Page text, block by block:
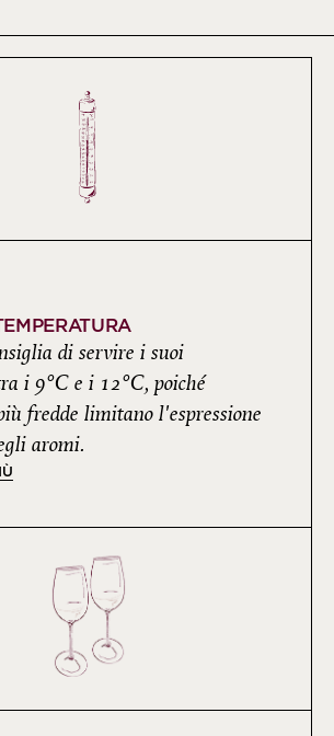
di servire i suoi
i 9°C e i 12°C, poiché
fredde limitano l'espressione
aromi.